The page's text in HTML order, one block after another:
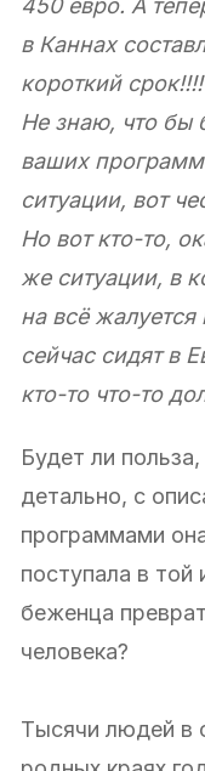
450 евро. А
в Каннах
короткий срок!!!!
Не знаю, что бы
ваших
ситуации, вот
Но вот кто-то,
же ситуации, в
на всё
сейчас сидят в
кто-то что-то
Будет ли
детально, с
программами
поступала в той
беженца
человека?
Тысячи людей в